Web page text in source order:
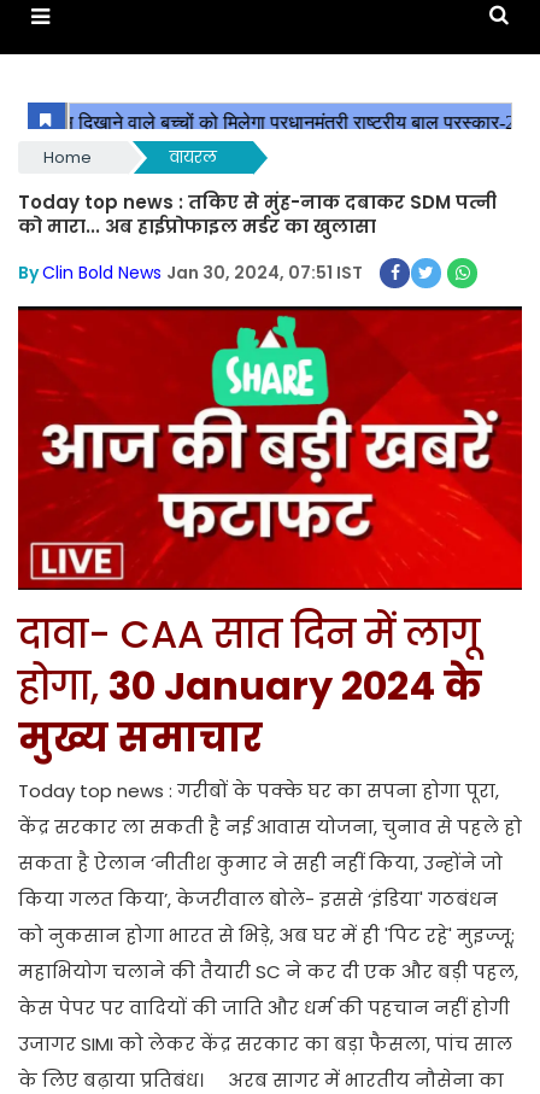
Home वायरल
Today top news : तकिए से मुंह-नाक दबाकर SDM पत्नी
को मारा... अब हाईप्रोफाइल मर्डर का खुलासा
ByClin Bold News Jan 30, 2024, 07:51 IST
दावा- CAA सात दिन में लागू
होगा, 30 January 2024 के
मुख्य समाचार
Today top news : गरीबों के पक्के घर का सपना होगा पूरा,
केंद्र सरकार ला सकती है नई आवास योजना, चुनाव से पहले हो
सकता है ऐलान ‘नीतीश कुमार ने सही नहीं किया, उन्होंने जो
किया गलत किया’, केजरीवाल बोले- इससे ‘इंडिया' गठबंधन
को नुकसान होगा भारत से भिड़े, अब घर में ही 'पिट रहे' मुइज्जू;
महाभियोग चलाने की तैयारी SC ने कर दी एक और बड़ी पहल,
केस पेपर पर वादियों की जाति और धर्म की पहचान नहीं होगी
उजागर SIMI को लेकर केंद्र सरकार का बड़ा फैसला, पांच साल
के लिए बढ़ाया प्रतिबंध। अरब सागर में भारतीय नौसेना का